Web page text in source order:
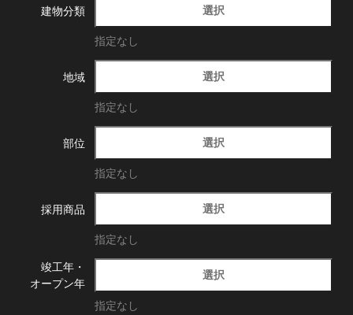
建物分類 選択
指定なし
地域 選択
指定なし
部位 選択
指定なし
採用商品 選択
指定なし
竣工年・
オープン年
選択
指定なし